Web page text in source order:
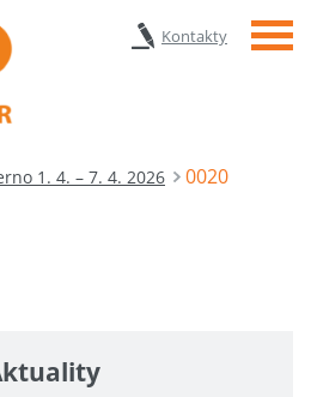
Kontakty Menu
1. 4. – 7. 4. 2026 0020